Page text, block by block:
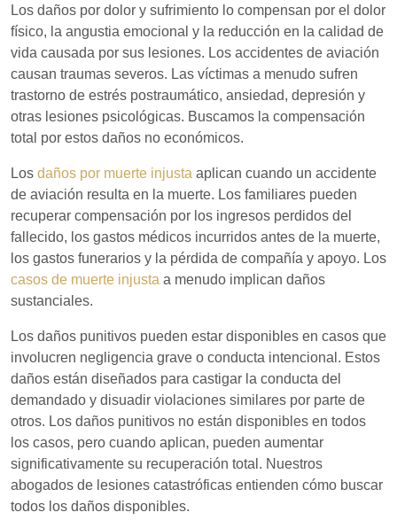
Los daños por dolor y sufrimiento lo compensan por el dolor
físico, la angustia emocional y la reducción en la calidad de
vida causada por sus lesiones. Los accidentes de aviación
causan traumas severos. Las víctimas a menudo sufren
trastorno de estrés postraumático, ansiedad, depresión y
otras lesiones psicológicas. Buscamos la compensación
total por estos daños no económicos.
Los daños por muerte injusta aplican cuando un accidente
de aviación resulta en la muerte. Los familiares pueden
recuperar compensación por los ingresos perdidos del
fallecido, los gastos médicos incurridos antes de la muerte,
los gastos funerarios y la pérdida de compañía y apoyo. Los
casos de muerte injusta a menudo implican daños
sustanciales.
Los daños punitivos pueden estar disponibles en casos que
involucren negligencia grave o conducta intencional. Estos
daños están diseñados para castigar la conducta del
demandado y disuadir violaciones similares por parte de
otros. Los daños punitivos no están disponibles en todos
los casos, pero cuando aplican, pueden aumentar
significativamente su recuperación total. Nuestros
abogados de lesiones catastróficas entienden cómo buscar
todos los daños disponibles.